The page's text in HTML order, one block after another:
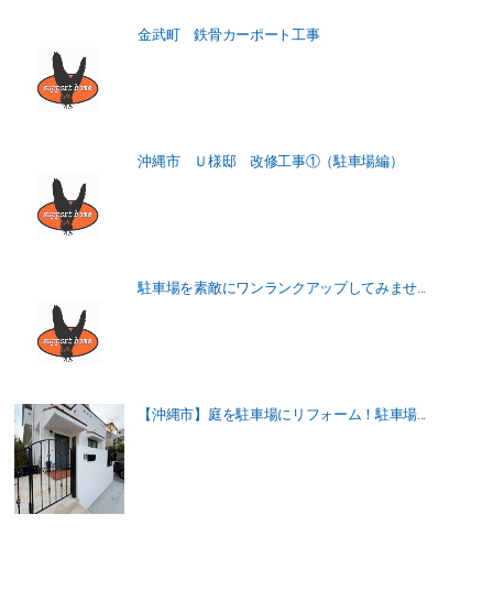
金武町 鉄骨カーポート工事
沖縄市 Ｕ様邸 改修工事①（駐車場編）
駐車場を素敵にワンランクアップしてみませ...
【沖縄市】庭を駐車場にリフォーム！駐車場...